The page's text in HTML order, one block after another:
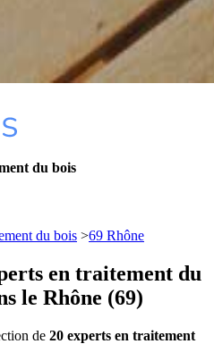
du bois
du bois >69 Rhône
en traitement du
le Rhône (69)
de 20 experts en traitement